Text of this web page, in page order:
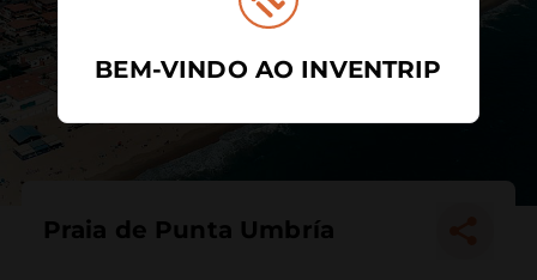
Praia de Punta Umbría
BEM-VINDO AO INVENTRIP